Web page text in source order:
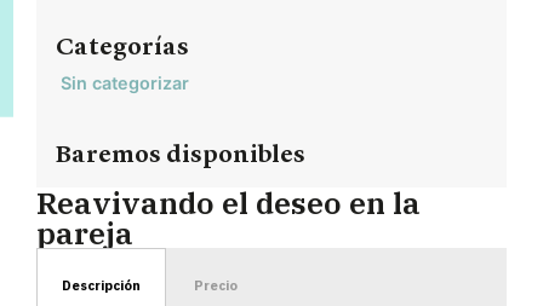
Categorías
Sin categorizar
Baremos disponibles
Reavivando el deseo en la
pareja
Descripción Precio